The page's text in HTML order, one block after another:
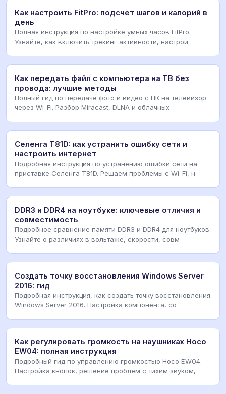
Как настроить FitPro: подсчет шагов и калорий в
день
Полная инструкция по настройке умных часов FitPro.
Узнайте, как включить трекинг активности, настрои
Как передать файл с компьютера на ТВ без
провода: лучшие методы
Полный гид по передаче фото и видео с ПК на телевизор
через Wi-Fi. Разбор Miracast, DLNA и облачных
Селенга T81D: как устранить ошибку сети и
настроить интернет
Подробная инструкция по устранению ошибки сети на
приставке Селенга T81D. Решаем проблемы с Wi-Fi, н
DDR3 и DDR4 на ноутбуке: ключевые отличия и
совместимость
Подробное сравнение памяти DDR3 и DDR4 для ноутбуков.
Узнайте о различиях в вольтаже, скорости, совм
Создать точку восстановления Windows Server
2016: гид
Подробная инструкция, как создать точку восстановления
Windows Server 2016. Настройка компонента, со
Как регулировать громкость на наушниках Hoco
EW04: полная инструкция
Подробный гид по управлению громкостью Hoco EW04.
Настройка кнопок, решение проблем с тихим звуком,